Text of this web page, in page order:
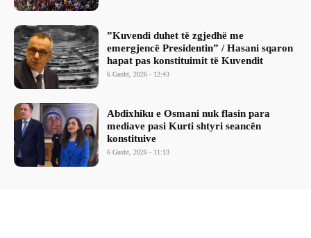
​”Kuvendi duhet të zgjedhë me
emergjencë Presidentin” / Hasani sqaron
hapat pas konstituimit të Kuvendit
6 Gusht, 2026 - 12:43
Abdixhiku e Osmani nuk flasin para
mediave pasi Kurti shtyri seancën
konstituive
6 Gusht, 2026 - 11:13